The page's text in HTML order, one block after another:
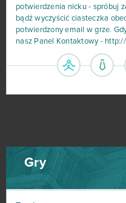
potwierdzenia nicku - spróbuj
bądź wyczyścić ciasteczka
potwierdzony email w grze.
nasz Panel Kontaktowy -
Gry
Metin2
Fortnite